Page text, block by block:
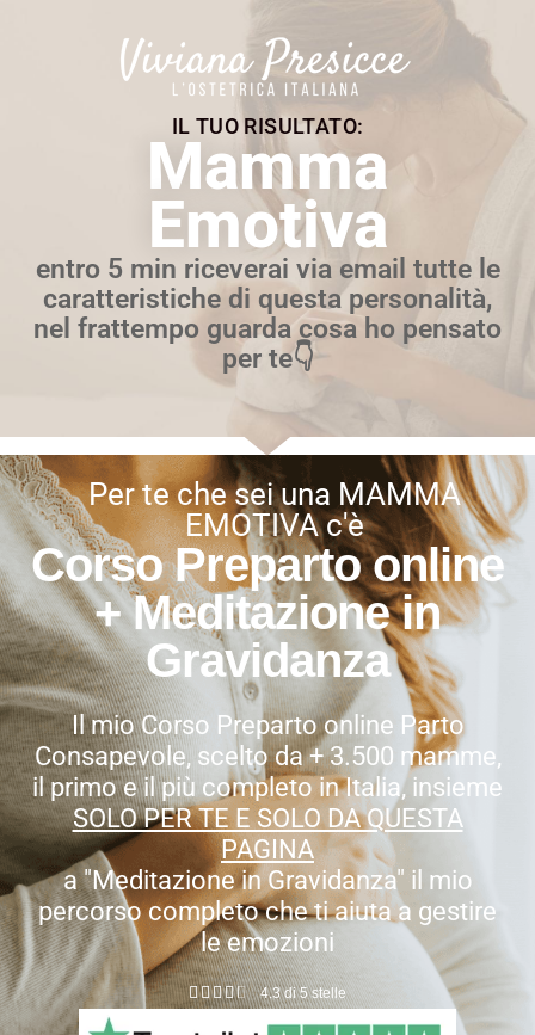
IL TUO RISULTATO:
Mamma
Emotiva
entro 5 min riceverai via email tutte le
caratteristiche di questa personalità,
nel frattempo guarda cosa ho pensato
per te👇
Per te che sei una MAMMA
EMOTIVA c'è
Corso Preparto online
+ Meditazione in
Gravidanza
Il mio Corso Preparto online Parto
Consapevole, scelto da + 3.500 mamme,
il primo e il più completo in Italia, insieme
SOLO PER TE E SOLO DA QUESTA
PAGINA
a "Meditazione in Gravidanza" il mio
percorso completo che ti aiuta a gestire
le emozioni
  4.3 di 5 stelle